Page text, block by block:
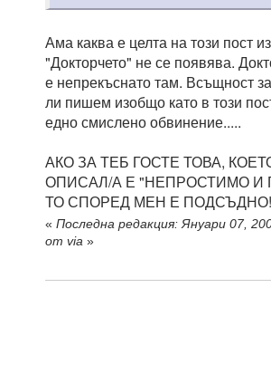
Ама каква е целта на този пост
"Докторчето" не се появява.
е непрекъснато там. Всъщност
ли пишем изобщо като в този
едно смислено обвинение.....
АКО ЗА ТЕБ ГОСТЕ ТОВА,
ОПИСАЛ/А Е "НЕПРОСТИМО И
ТО СПОРЕД МЕН Е
« Последна редакция: Януари 07,
от via »